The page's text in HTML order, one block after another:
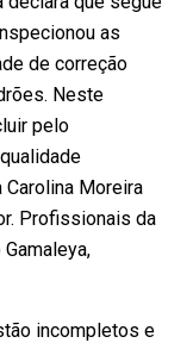
as
de correção
Neste
pelo
Carolina Moreira
Profissionais da
incompletos e